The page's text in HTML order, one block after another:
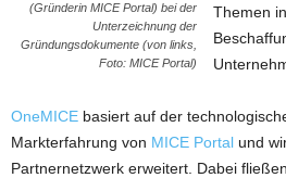
(Gründerin MICE Portal) bei der
Unterzeichnung der
Gründungsdokumente (von links,
Foto: MICE Portal)
Themen
OneMICE basiert auf der
Markterfahrung von MICE Portal und
Partnernetzwerk erweitert. Dabei